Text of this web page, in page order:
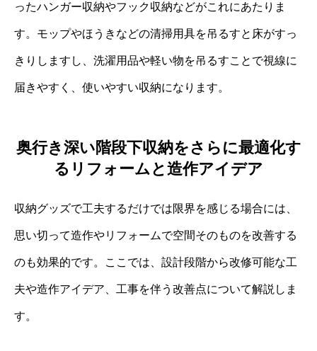
ったハンガー収納やフック収納などがこれにあたりま
す。モップやほうきなどの清掃用具を吊るすと床がすっ
きりしますし、洗濯用品や軽い物を吊るすことで視線に
届きやすく、使いやすい収納になります。
奥行き深い階段下収納をさらに最適化す
るリフォームと造作アイデア
収納グッズで工夫するだけでは限界を感じる場合には、
思い切って造作やリフォームで空間そのものを改善する
のも効果的です。ここでは、設計段階から改修可能な工
夫や造作アイデア、工事を伴う改善点について解説しま
す。